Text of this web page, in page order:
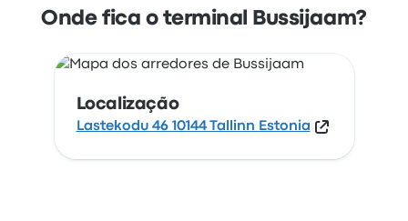
paragem de autocarro em/no Tallinn no
Onde fica o terminal Bussijaam?
Localização
Lastekodu 46 10144 Tallinn Estonia